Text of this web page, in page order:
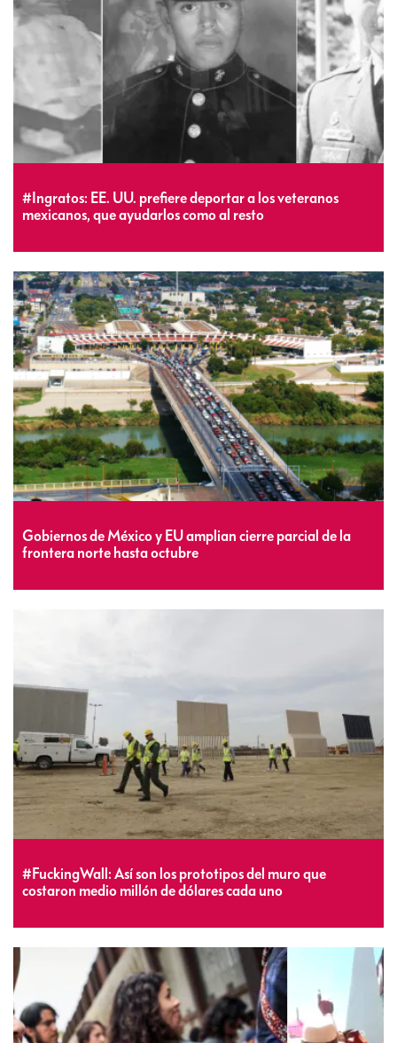
#Ingratos: EE. UU. prefiere deportar a los veteranos
mexicanos, que ayudarlos como al resto
Gobiernos de México y EU amplian cierre parcial de la
frontera norte hasta octubre
#FuckingWall: Así son los prototipos del muro que
costaron medio millón de dólares cada uno